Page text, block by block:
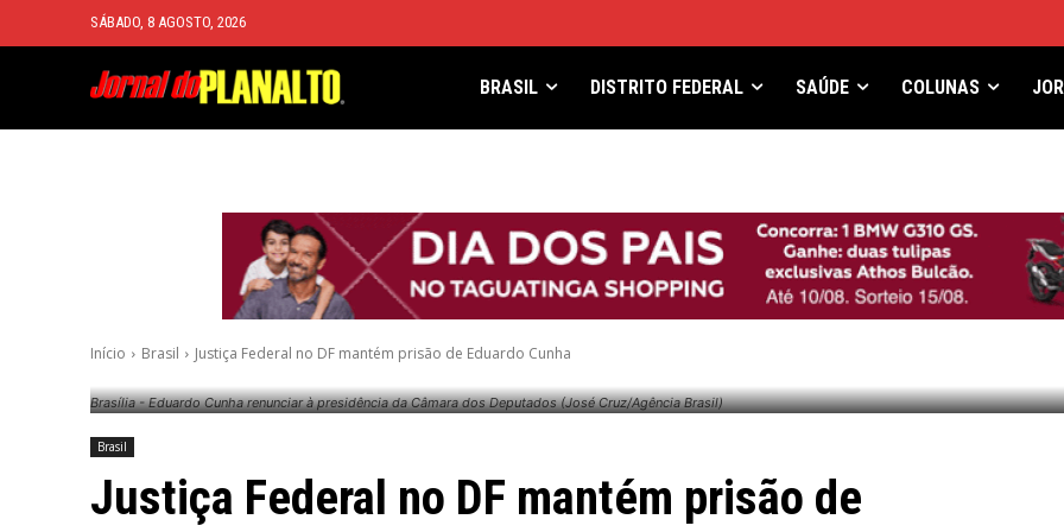
SÁBADO, 8 AGOSTO, 2026
BRASIL DISTRITO FEDERAL SAÚDE COLUNAS
Início Brasil Justiça Federal no DF mantém prisão de Eduardo Cunha
Brasília - Eduardo Cunha renunciar à presidência da Câmara dos Deputados (José Cruz/Agência Brasil)
Brasil
Justiça Federal no DF mantém prisão de